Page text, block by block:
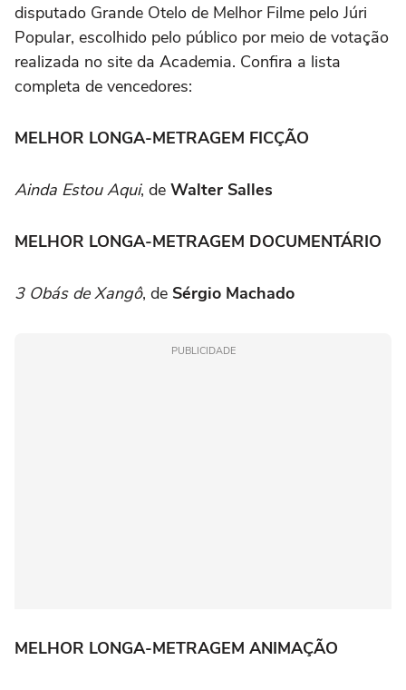
disputado Grande Otelo de Melhor Filme pelo Júri
Popular, escolhido pelo público por meio de votação
realizada no site da Academia. Confira a lista
completa de vencedores:
MELHOR LONGA-METRAGEM FICÇÃO
Ainda Estou Aqui, de Walter Salles
MELHOR LONGA-METRAGEM DOCUMENTÁRIO
3 Obás de Xangô, de Sérgio Machado
PUBLICIDADE
MELHOR LONGA-METRAGEM ANIMAÇÃO